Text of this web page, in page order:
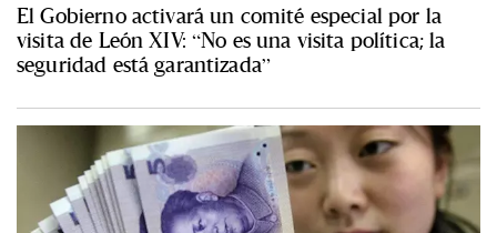
El Gobierno activará un comité especial por la
visita de León XIV: “No es una visita política; la
seguridad está garantizada”